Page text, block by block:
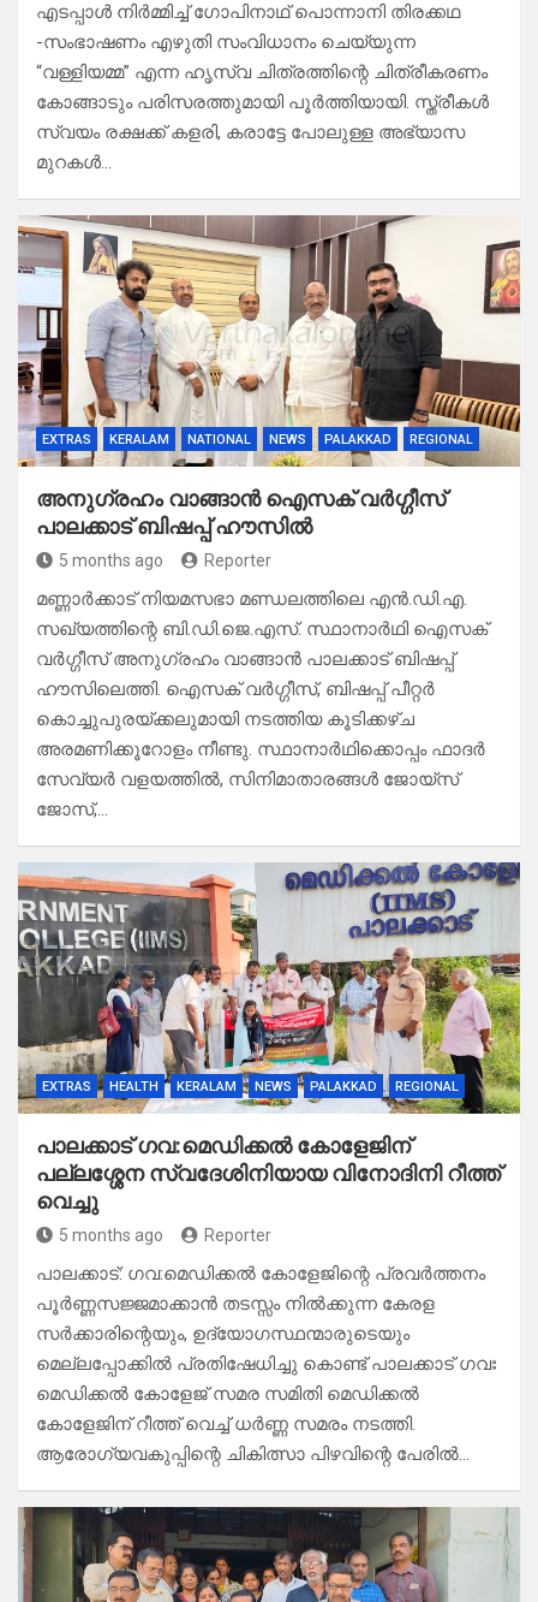
എടപ്പാൾ നിർമ്മിച്ച് ഗോപിനാഥ് പൊന്നാനി തിരക്കഥ
-സംഭാഷണം എഴുതി സംവിധാനം ചെയ്യുന്ന
“വള്ളിയമ്മ” എന്ന ഹൃസ്വ ചിത്രത്തിന്റെ ചിത്രീകരണം
കോങ്ങാടും പരിസരത്തുമായി പൂർത്തിയായി. സ്ത്രീകൾ
സ്വയം രക്ഷക്ക് കളരി, കരാട്ടേ പോലുള്ള അഭ്യാസ
മുറകൾ…
EXTRAS KERALAM NATIONAL NEWS PALAKKAD REGIONAL
അനുഗ്രഹം വാങ്ങാൻ ഐസക് വര്‍ഗ്ഗീസ്
പാലക്കാട് ബിഷപ്പ് ഹൗസില്‍
5 months ago Reporter
മണ്ണാര്‍ക്കാട് നിയമസഭാ മണ്ഡലത്തിലെ എന്‍.ഡി.എ.
സഖ്യത്തിന്റെ ബി.ഡി.ജെ.എസ്. സ്ഥാനാര്‍ഥി ഐസക്
വര്‍ഗ്ഗീസ് അനുഗ്രഹം വാങ്ങാൻ പാലക്കാട് ബിഷപ്പ്
ഹൗസിലെത്തി. ഐസക് വര്‍ഗ്ഗീസ്, ബിഷപ്പ് പീറ്റര്‍
കൊച്ചുപുരയ്ക്കലുമായി നടത്തിയ കൂടിക്കഴ്ച
അരമണിക്കൂറോളം നീണ്ടു. സ്ഥാനാര്‍ഥിക്കൊപ്പം ഫാദര്‍
സേവ്യര്‍ വളയത്തില്‍, സിനിമാതാരങ്ങൾ ജോയ്‌സ്
ജോസ്,…
EXTRAS HEALTH KERALAM NEWS PALAKKAD REGIONAL
പാലക്കാട് ഗവ:മെഡിക്കൽ കോളേജിന്
പല്ലശ്ശേന സ്വദേശിനിയായ വിനോദിനി റീത്ത്
വെച്ചു
5 months ago Reporter
പാലക്കാട്: ഗവ:മെഡിക്കൽ കോളേജിന്റെ പ്രവർത്തനം
പൂർണ്ണസജ്ജമാക്കാൻ തടസ്സം നിൽക്കുന്ന കേരള
സർക്കാരിന്റെയും, ഉദ്യോഗസ്ഥന്മാരുടെയും
മെല്ലപ്പോക്കിൽ പ്രതിഷേധിച്ചു കൊണ്ട് പാലക്കാട് ഗവഃ
മെഡിക്കൽ കോളേജ് സമര സമിതി മെഡിക്കൽ
കോളേജിന് റീത്ത് വെച്ച് ധർണ്ണ സമരം നടത്തി.
ആരോഗ്യവകുപ്പിന്റെ ചികിത്സാ പിഴവിന്റെ പേരിൽ…